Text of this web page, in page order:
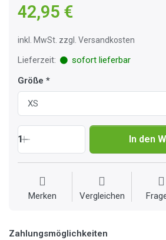
42,95 €
inkl. MwSt. zzgl. Versandkosten
Lieferzeit:
sofort lieferbar
Größe
1 In den
Merken Vergleichen
Zahlungsmöglichkeiten